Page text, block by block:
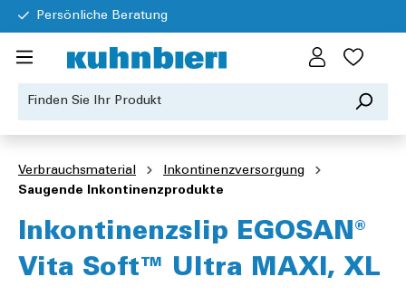
Persönliche Beratung
Verbrauchsmaterial
Inkontinenzversorgung
Saugende Inkontinenzprodukte
Inkontinenzslip EGOSAN®
Vita Soft™ Ultra MAXI, XL